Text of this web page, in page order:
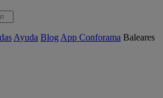
Ayuda Blog App Conforama Baleares